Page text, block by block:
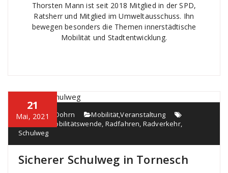
Thorsten Mann ist seit 2018 Mitglied in der SPD,
Ratsherr und Mitglied im Umweltausschuss. Ihn
bewegen besonders die Themen innerstädtische
Mobilität und Stadtentwicklung.
21
Mai, 2021
Susanne Dohrn Mobilität,Veranstaltung
Mobilitätswende, Radfahren, Radverkehr,
Schulweg
Sicherer Schulweg in Tornesch